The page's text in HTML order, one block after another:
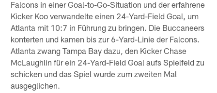
Falcons in einer Goal-to-Go-Situation und der erfahrene
Kicker Koo verwandelte einen 24-Yard-Field Goal, um
Atlanta mit 10:7 in Führung zu bringen. Die Buccaneers
konterten und kamen bis zur 6-Yard-Linie der Falcons.
Atlanta zwang Tampa Bay dazu, den Kicker Chase
McLaughlin für ein 24-Yard-Field Goal aufs Spielfeld zu
schicken und das Spiel wurde zum zweiten Mal
ausgeglichen.